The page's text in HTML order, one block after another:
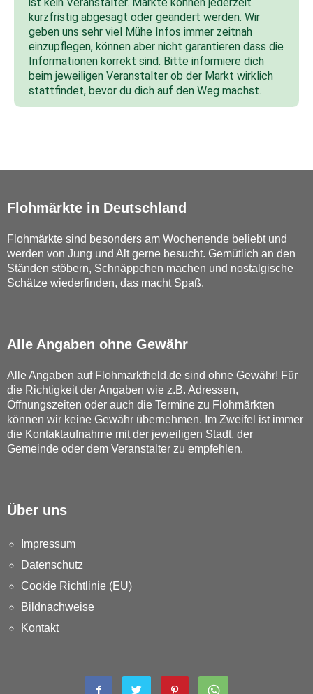
kurzfristig abgesagt oder geändert werden. Wir
geben uns sehr viel Mühe Infos immer zeitnah
einzupflegen, können aber nicht garantieren dass die
Informationen korrekt sind. Bitte informiere dich
beim jeweiligen Veranstalter ob der Markt wirklich
stattfindet, bevor du dich auf den Weg machst.
Flohmärkte in Deutschland
Flohmärkte sind besonders am Wochenende beliebt und
werden von Jung und Alt gerne besucht. Gemütlich an den
Ständen stöbern, Schnäppchen machen und nostalgische
Schätze wiederfinden, das macht Spaß.
Alle Angaben ohne Gewähr
Alle Angaben auf Flohmarktheld.de sind ohne Gewähr! Für
die Richtigkeit der Angaben wie z.B. Adressen,
Öffnungszeiten oder auch die Termine zu Flohmärkten
können wir keine Gewähr übernehmen. Im Zweifel ist immer
die Kontaktaufnahme mit der jeweiligen Stadt, der
Gemeinde oder dem Veranstalter zu empfehlen.
Über uns
Impressum
Datenschutz
Cookie Richtlinie (EU)
Bildnachweise
Kontakt